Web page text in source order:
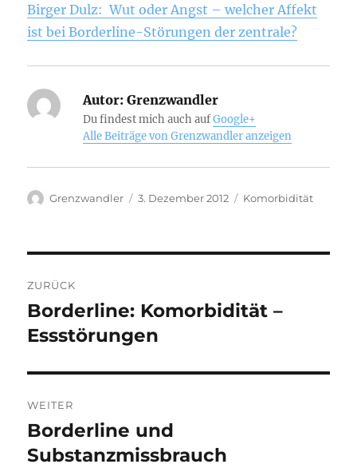
Birger Dulz: Wut oder Angst – welcher Affekt
ist bei Borderline-Störungen der zentrale?
Autor: Grenzwandler
Du findest mich auch aufGoogle+
Alle Beiträge von Grenzwandler anzeigen
Autor
Grenzwandler
Veröffentlicht
3. Dezember 2012 Kategorien
Komorbidität
ZURÜCK
Vorheriger
Beitrag:
Borderline: Komorbidität –
Essstörungen
WEITER
Nächster
Beitrag:
Borderline und
Substanzmissbrauch